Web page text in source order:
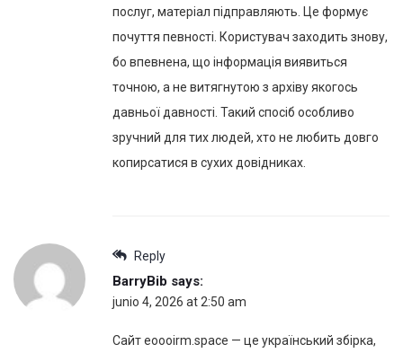
послуг, матеріал підправляють. Це формує
почуття певності. Користувач заходить знову,
бо впевнена, що інформація виявиться
точною, а не витягнутою з архіву якогось
давньої давності. Такий спосіб особливо
зручний для тих людей, хто не любить довго
копирсатися в сухих довідниках.
Reply
BarryBib says:
junio 4, 2026 at 2:50 am
Сайт eoooirm.space — це український збірка,